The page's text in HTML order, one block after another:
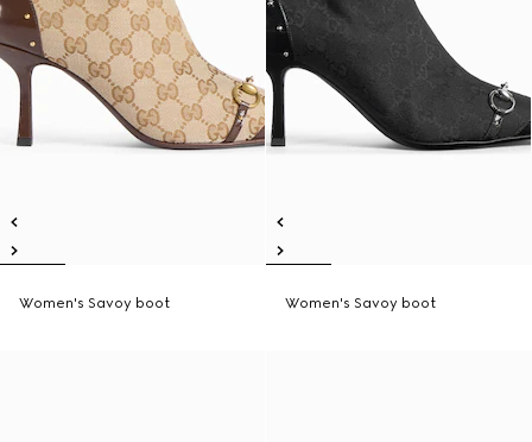
Women's Savoy boot Women's Savoy boot